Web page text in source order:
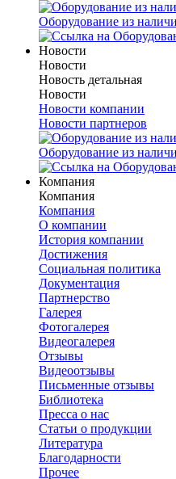
Оборудование из
Новости
Новости
Новость детальная
Новости
Новости компании
Новости партнеров
Оборудование из
Компания
Компания
Компания
О компании
История компании
Достижения
Социальная политика
Документация
Партнерство
Галерея
Фотогалерея
Видеогалерея
Отзывы
Видеоотзывы
Письменные отзывы
Библиотека
Пресса о нас
Статьи о продукции
Литература
Благодарности
Прочее